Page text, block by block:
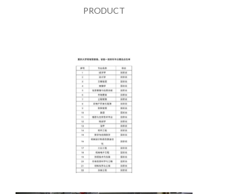
PRODUCT